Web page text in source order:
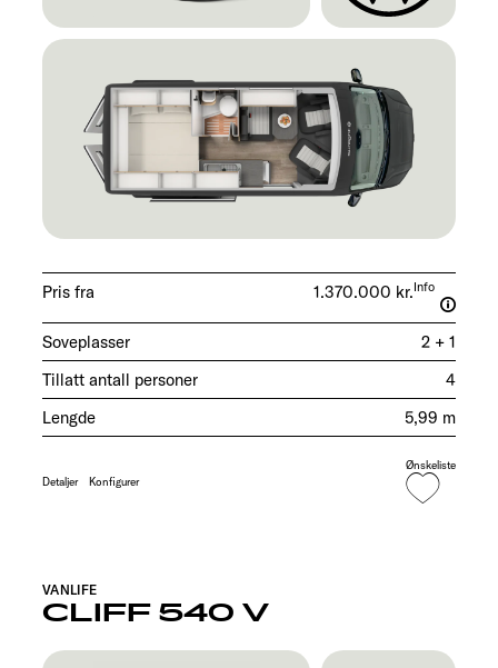
Pris fra 1.370.000 kr.Info
Soveplasser
2 + 1
Tillatt antall personer
4
Lengde
5,99 m
Detaljer Konfigurer
Ønskeliste
CLIFF 540 V
VANLIFE